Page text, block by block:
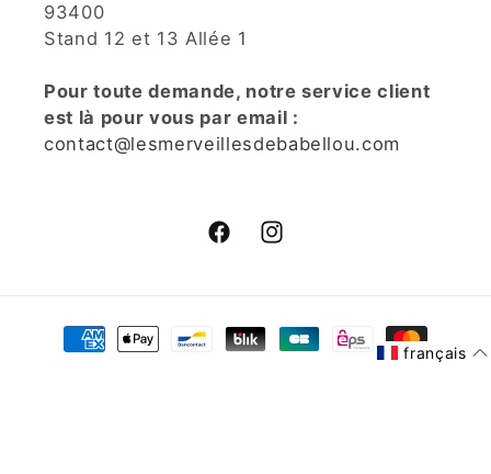
93400
Stand 12 et 13 Allée 1
Pour toute demande, notre service client
est là pour vous par email :
contact@lesmerveillesdebabellou.com
FacebookInstagram
Moyens
de
français